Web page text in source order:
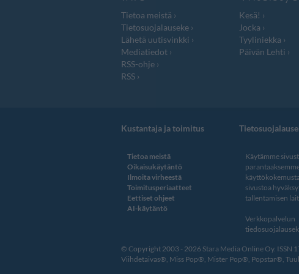
Tietoa meistä
Tietosuojalauseke
Lähetä uutisvinkki
Mediatiedot
RSS-ohje
RSS
Kesä!
Jocka
Tyyliniekka
Päivän Lehti
Kustantaja ja toimitus
Tietoa meistä
Oikaisukäytäntö
Ilmoita virheestä
Toimitusperiaatteet
Eettiset ohjeet
AI-käytäntö
Käytämme
sivustoa
tallentamisen
Verkkopalvelun
© Copyright 2003 - 2026 Stara Media Online Oy.
Viihdetaivas®, Miss Pop®, Mister Pop®, Popstar®,